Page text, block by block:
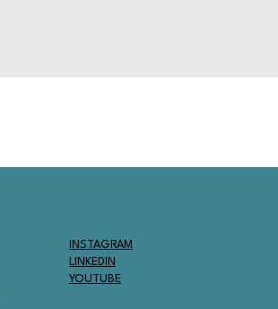
INSTAGRAM
LINKEDIN
YOUTUBE